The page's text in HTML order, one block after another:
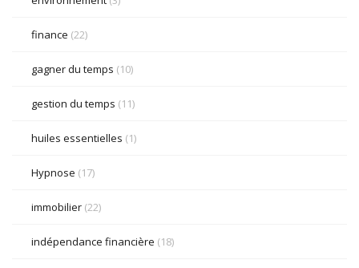
finance (22)
gagner du temps (10)
gestion du temps (11)
huiles essentielles (1)
Hypnose (17)
immobilier (22)
indépendance financière (18)